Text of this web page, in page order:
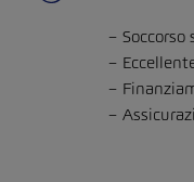
Soccorso